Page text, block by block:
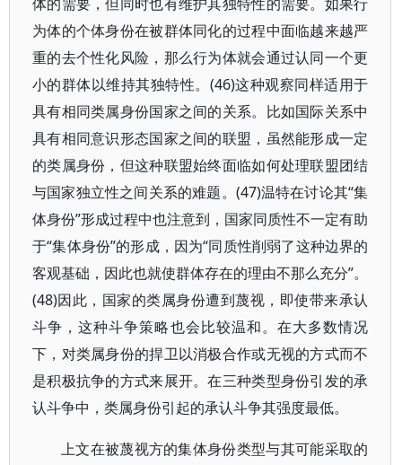
为体的个体身份在被群体同化的过程中面临越来越严
重的去个性化风险，那么行为体就会通过认同一个更
小的群体以维持其独特性。(46)这种观察同样适用于
具有相同类属身份国家之间的关系。比如国际关系中
具有相同意识形态国家之间的联盟，虽然能形成一定
的类属身份，但这种联盟始终面临如何处理联盟团结
与国家独立性之间关系的难题。(47)温特在讨论其“集
体身份”形成过程中也注意到，国家同质性不一定有助
于“集体身份”的形成，因为“同质性削弱了这种边界的
客观基础，因此也就使群体存在的理由不那么充分”。
(48)因此，国家的类属身份遭到蔑视，即使带来承认
斗争，这种斗争策略也会比较温和。在大多数情况
下，对类属身份的捍卫以消极合作或无视的方式而不
是积极抗争的方式来展开。在三种类型身份引发的承
认斗争中，类属身份引起的承认斗争其强度最低。
上文在被蔑视方的集体身份类型与其可能采取的